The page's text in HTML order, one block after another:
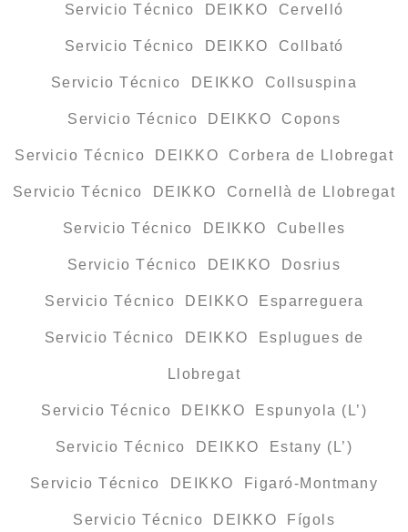
Servicio Técnico DEIKKO Cervelló
Servicio Técnico DEIKKO Collbató
Servicio Técnico DEIKKO Collsuspina
Servicio Técnico DEIKKO Copons
Servicio Técnico DEIKKO Corbera de Llobregat
Servicio Técnico DEIKKO Cornellà de Llobregat
Servicio Técnico DEIKKO Cubelles
Servicio Técnico DEIKKO Dosrius
Servicio Técnico DEIKKO Esparreguera
Servicio Técnico DEIKKO Esplugues de
Llobregat
Servicio Técnico DEIKKO Espunyola (L’)
Servicio Técnico DEIKKO Estany (L’)
Servicio Técnico DEIKKO Figaró-Montmany
Servicio Técnico DEIKKO Fígols